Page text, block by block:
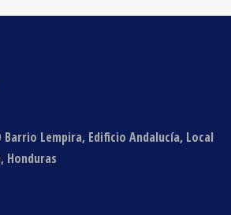
Barrio Lempira, Edificio Andalucía, Local
Honduras